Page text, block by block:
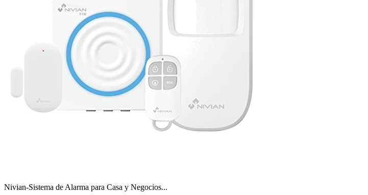
Nivian-Sistema de Alarma para Casa y Negocios...